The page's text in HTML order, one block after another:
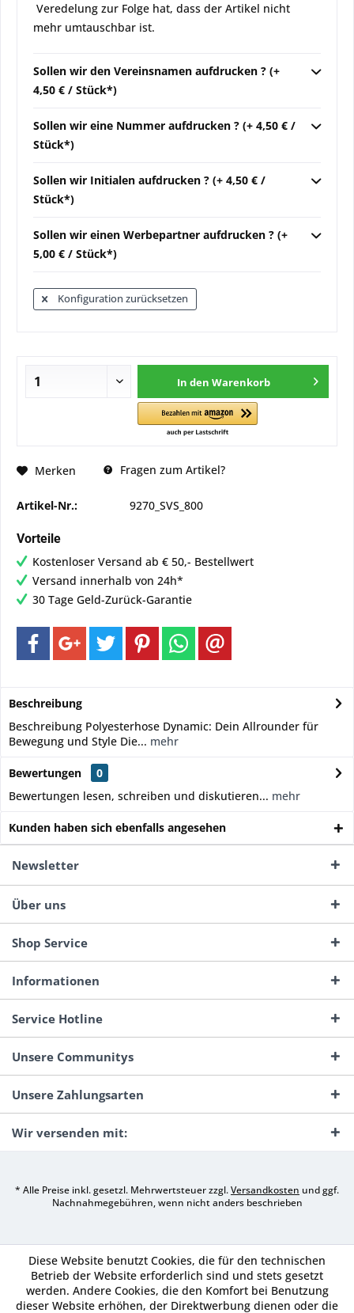
Veredelung zur Folge hat, dass der Artikel nicht
mehr umtauschbar ist.
Sollen wir den Vereinsnamen aufdrucken ? (+
4,50 € / Stück*)
Sollen wir eine Nummer aufdrucken ? (+ 4,50 € /
Stück*)
Sollen wir Initialen aufdrucken ? (+ 4,50 € /
Stück*)
Sollen wir einen Werbepartner aufdrucken ? (+
5,00 € / Stück*)
Konfiguration zurücksetzen
In den Warenkorb
Merken Fragen zum Artikel?
Artikel-Nr.: 9270_SVS_800
Vorteile
Kostenloser Versand ab € 50,- Bestellwert
Versand innerhalb von 24h*
30 Tage Geld-Zurück-Garantie
Beschreibung
Beschreibung Polyesterhose Dynamic: Dein Allrounder für
Bewegung und Style Die... mehr
Bewertungen
0
Bewertungen lesen, schreiben und diskutieren... mehr
Kunden haben sich ebenfalls angesehen
Newsletter
Über uns
Shop Service
Informationen
Service Hotline
Unsere Communitys
Unsere Zahlungsarten
Wir versenden mit:
* Alle Preise inkl. gesetzl. Mehrwertsteuer zzgl.Versandkosten und ggf.
Nachnahmegebühren, wenn nicht anders beschrieben
Diese Website benutzt Cookies, die für den technischen
Betrieb der Website erforderlich sind und stets gesetzt
werden. Andere Cookies, die den Komfort bei Benutzung
dieser Website erhöhen, der Direktwerbung dienen oder die